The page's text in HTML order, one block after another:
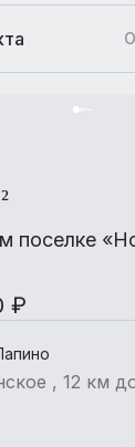
поселке
₽
, 12 км